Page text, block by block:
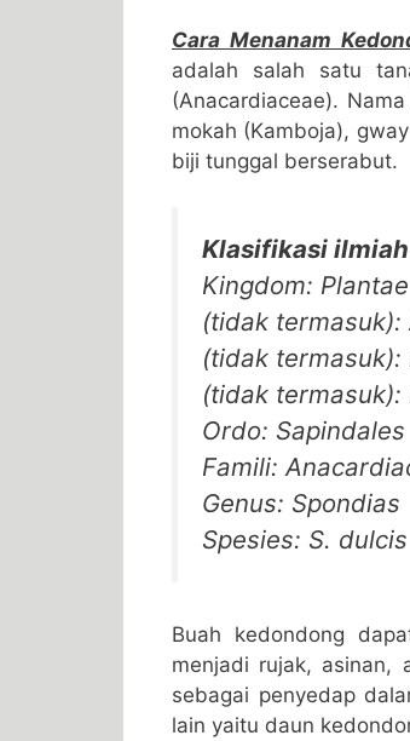
Cara Menanam
adalah salah satu
(Anacardiaceae).
mokah (Kamboja),
biji tunggal berserabut.
Klasifikasi
Kingdom: Plantae
(tidak termasuk):
(tidak termasuk):
(tidak termasuk):
Ordo: Sapindales
Famili:
Genus: Spondias
Spesies: S. dulcis
Buah kedondong
menjadi rujak, asinan,
sebagai penyedap
lain yaitu daun